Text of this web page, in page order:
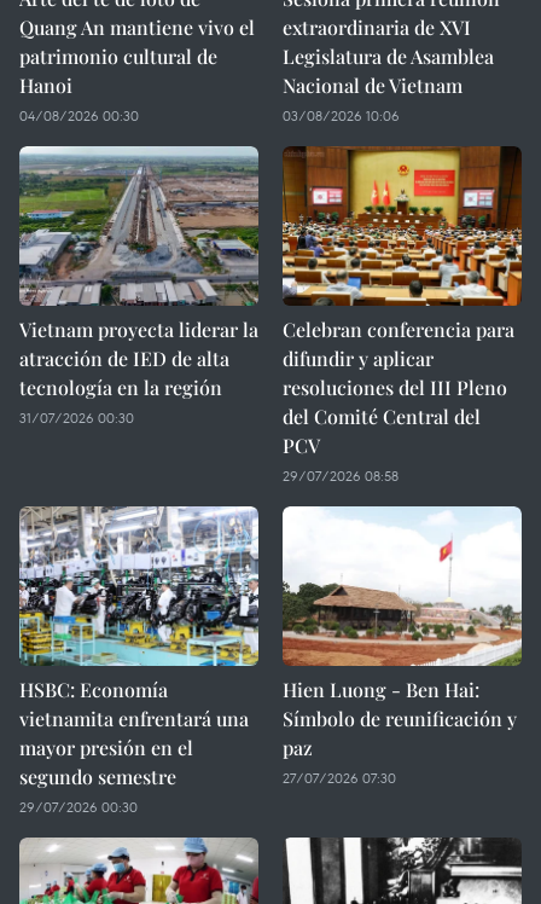
Quang An mantiene vivo el
patrimonio cultural de
Hanoi
04/08/2026 00:30
extraordinaria de XVI
Legislatura de Asamblea
Nacional de Vietnam
03/08/2026 10:06
Vietnam proyecta liderar la
atracción de IED de alta
tecnología en la región
31/07/2026 00:30
Celebran conferencia para
difundir y aplicar
resoluciones del III Pleno
del Comité Central del
PCV
29/07/2026 08:58
HSBC: Economía
vietnamita enfrentará una
mayor presión en el
segundo semestre
29/07/2026 00:30
Hien Luong - Ben Hai:
Símbolo de reunificación y
paz
27/07/2026 07:30